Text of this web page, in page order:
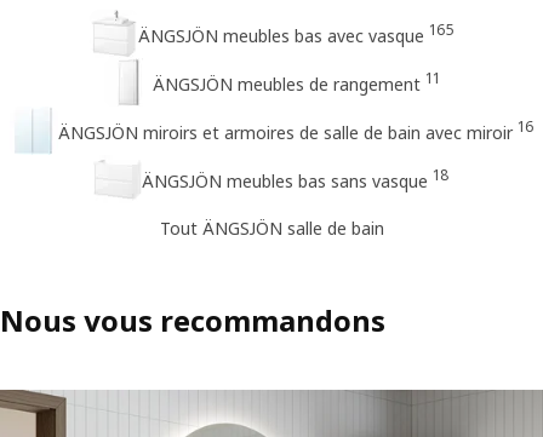
ÄNGSJÖN meubles bas avec vasque 165
ÄNGSJÖN meubles de rangement 11
ÄNGSJÖN miroirs et armoires de salle de bain avec miroir 16
ÄNGSJÖN meubles bas sans vasque 18
Tout ÄNGSJÖN salle de bain
Nous vous recommandons